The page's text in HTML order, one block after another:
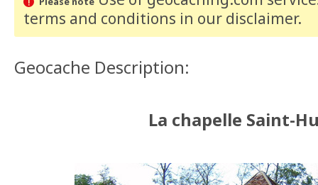
terms and conditions in our disclaimer.
Geocache Description:
La chapelle Saint-